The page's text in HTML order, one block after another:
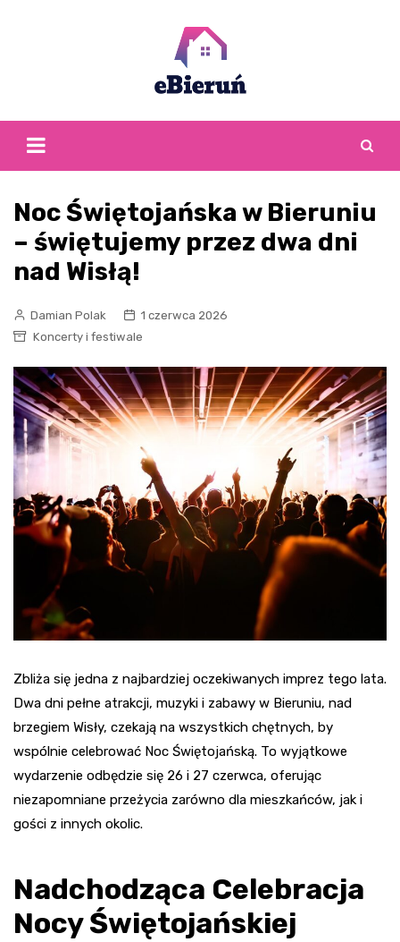
Noc Świętojańska w Bieruniu
– świętujemy przez dwa dni
nad Wisłą!
Damian Polak
1 czerwca 2026
Koncerty i festiwale
Zbliża się jedna z najbardziej oczekiwanych imprez tego lata.
Dwa dni pełne atrakcji, muzyki i zabawy w Bieruniu, nad
brzegiem Wisły, czekają na wszystkich chętnych, by
wspólnie celebrować Noc Świętojańską. To wyjątkowe
wydarzenie odbędzie się 26 i 27 czerwca, oferując
niezapomniane przeżycia zarówno dla mieszkańców, jak i
gości z innych okolic.
Nadchodząca Celebracja
Nocy Świętojańskiej